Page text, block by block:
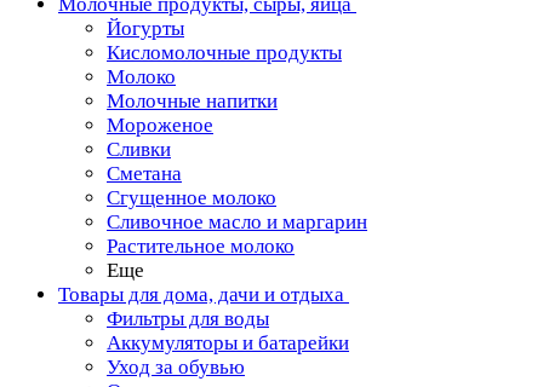
Йогурты
Кисломолочные продукты
Молоко
Молочные напитки
Мороженое
Сливки
Сметана
Сгущенное молоко
Сливочное масло и маргарин
Растительное молоко
Еще
Товары для дома, дачи и отдыха
Фильтры для воды
Аккумуляторы и батарейки
Уход за обувью